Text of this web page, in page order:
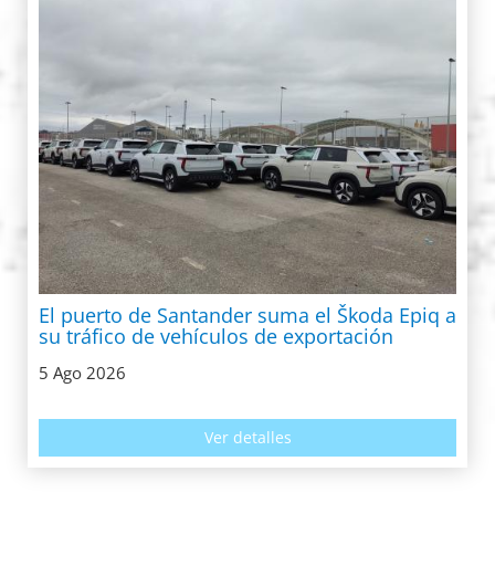
El puerto de Santander suma el Škoda Epiq a
su tráfico de vehículos de exportación
5 Ago 2026
Ver detalles